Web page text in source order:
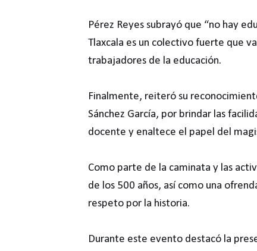
Pérez Reyes subrayó que “no hay
Tlaxcala es un colectivo fuerte que
trabajadores de la educación.
Finalmente, reiteró su
Sánchez García, por brindar las
docente y enaltece el papel del
Como parte de la caminata y las
de los 500 años, así como una
respeto por la historia.
Durante este evento destacó la